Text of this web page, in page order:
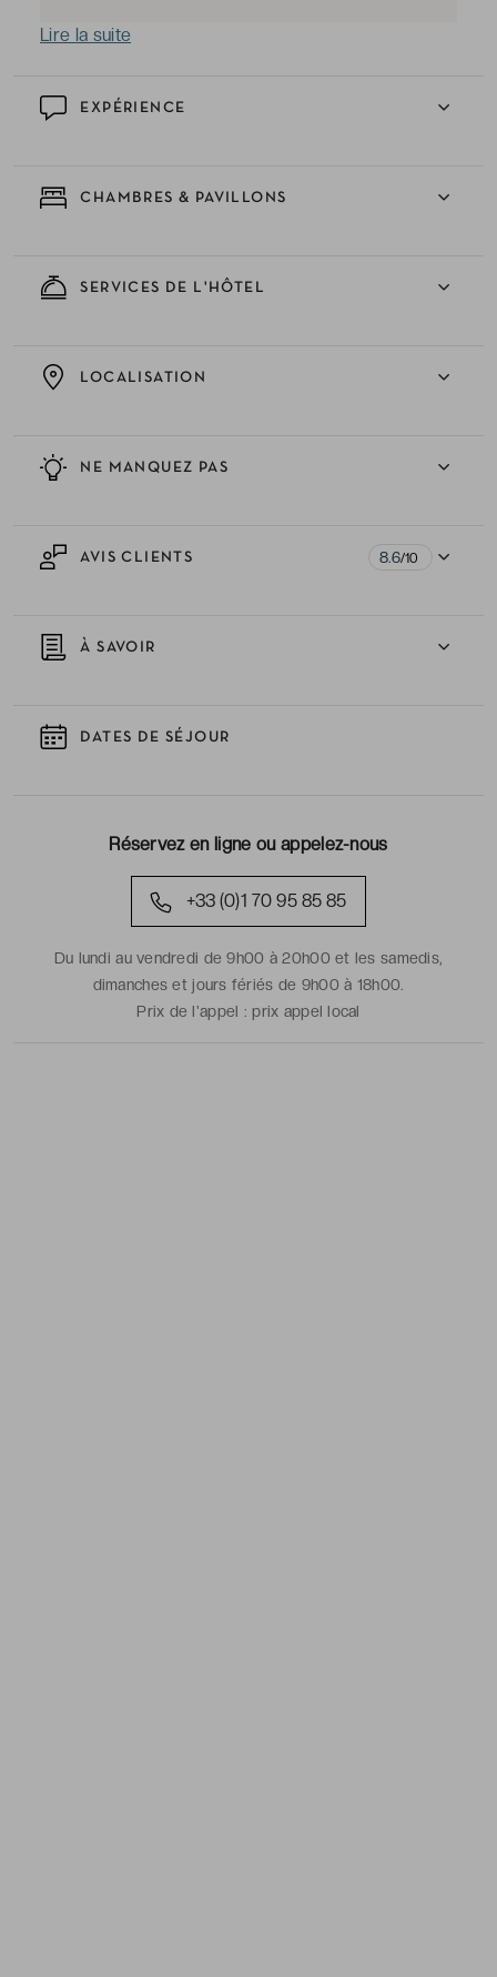
EXPÉRIENCE
CHAMBRES & PAVILLONS
SERVICES DE L'HÔTEL
NE MANQUEZ PAS
LOCALISATION
AVIS CLIENTS 8.6/10
À SAVOIR
DATES DE SÉJOUR
Réservez en ligne ou appelez-nous
+33 (0)1 70 95 85 85
Du lundi au vendredi de 9h00 à 20h00 et les samedis,
dimanches et jours fériés de 9h00 à 18h00.
Prix de l'appel :prix appel local
Lire la suite